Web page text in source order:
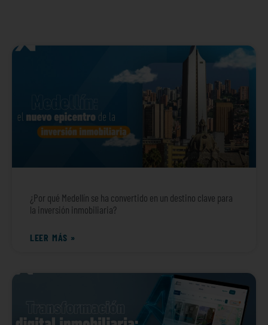
¿Por qué Medellín se ha convertido en un destino clave para
la inversión inmobiliaria?
LEER MÁS »